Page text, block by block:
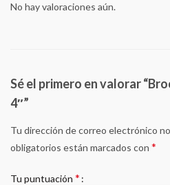
No hay valoraciones aún.
Sé el primero en valorar
4″”
Tu dirección de correo electrónico
obligatorios están marcados con *
Tu puntuación *